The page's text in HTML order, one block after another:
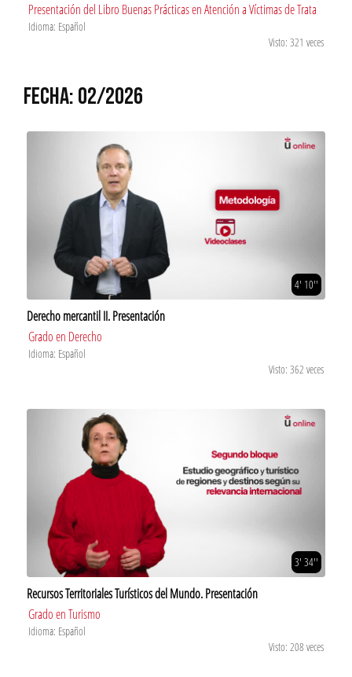
Presentación del Libro Buenas Prácticas en Atención a Víctimas de Trata
Idioma: Español
Visto: 321 veces
FECHA: 02/2026
4' 10''
Derecho mercantil II. Presentación
Grado en Derecho
Idioma: Español
Visto: 362 veces
3' 34''
Recursos Territoriales Turísticos del Mundo. Presentación
Grado en Turismo
Idioma: Español
Visto: 208 veces